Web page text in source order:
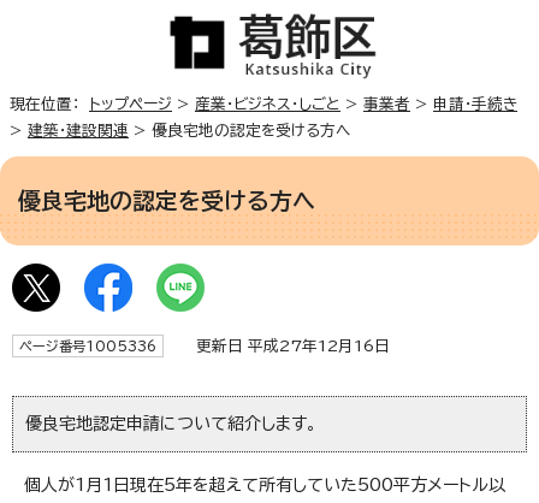
現在位置： トップページ > 産業・ビジネス・しごと > 事業者 > 申請・手続き
> 建築・建設関連 > 優良宅地の認定を受ける方へ
優良宅地の認定を受ける方へ
ページ番号1005336 更新日 平成27年12月16日
優良宅地認定申請について紹介します。
個人が1月1日現在5年を超えて所有していた500平方メートル以